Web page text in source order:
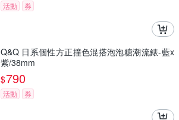
活動 券
Q&Q 日系個性方正撞色混搭泡泡糖潮流錶-藍x
紫/38mm
$790
活動 券